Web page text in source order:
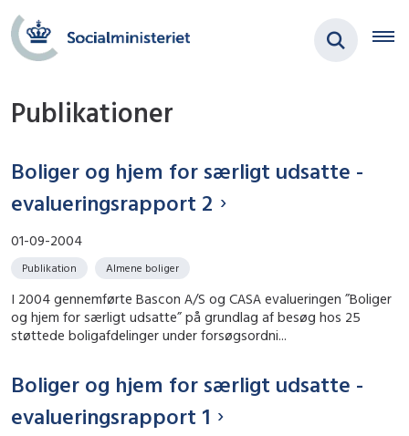
Publikationer
Boliger og hjem for særligt udsatte -
evalueringsrapport 2
01-09-2004
Publikation Almene boliger
I 2004 gennemførte Bascon A/S og CASA evalueringen ”Boliger
og hjem for særligt udsatte” på grundlag af besøg hos 25
støttede boligafdelinger under forsøgsordni...
Boliger og hjem for særligt udsatte -
evalueringsrapport 1